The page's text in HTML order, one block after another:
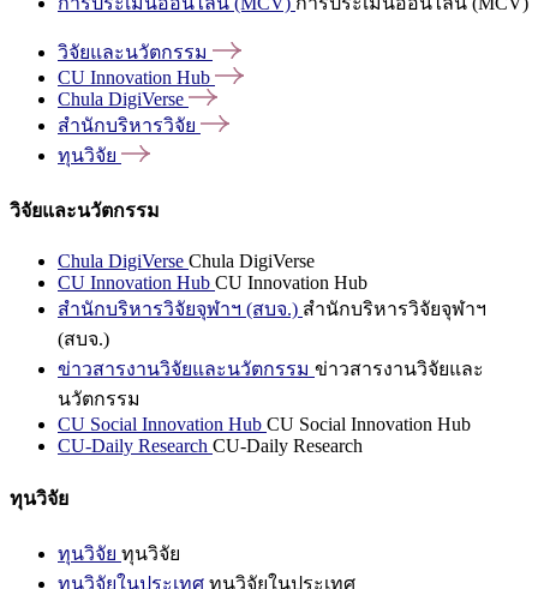
วิจัยและนวัตกรรม
CU Innovation Hub
Chula DigiVerse
สำนักบริหารวิจัย
ทุนวิจัย
วิจัยและนวัตกรรม
Chula DigiVerse Chula DigiVerse
CU Innovation Hub CU Innovation Hub
สำนักบริหารวิจัยจุฬาฯ (สบจ.) สำนักบริหารวิจัยจุฬาฯ
(สบจ.)
ข่าวสารงานวิจัยและนวัตกรรม ข่าวสารงานวิจัยและ
นวัตกรรม
CU Social Innovation Hub CU Social Innovation Hub
CU-Daily Research CU-Daily Research
ทุนวิจัย
ทุนวิจัย ทุนวิจัย
ทุนวิจัยในประเทศ ทุนวิจัยในประเทศ